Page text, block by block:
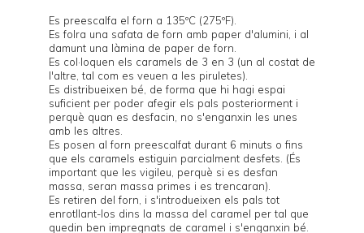
Es preescalfa el forn a 135ºC (275ºF).
Es folra una safata de forn amb paper d'alumini, i al
damunt una làmina de paper de forn.
Es col·loquen els caramels de 3 en 3 (un al costat de
l'altre, tal com es veuen a les piruletes).
Es distribueixen bé, de forma que hi hagi espai
suficient per poder afegir els pals posteriorment i
perquè quan es desfacin, no s'enganxin les unes
amb les altres.
Es posen al forn preescalfat durant 6 minuts o fins
que els caramels estiguin parcialment desfets. (És
important que les vigileu, perquè si es desfan
massa, seran massa primes i es trencaran).
Es retiren del forn, i s'introdueixen els pals tot
enrotllant-los dins la massa del caramel per tal que
quedin ben impregnats de caramel i s'enganxin bé.